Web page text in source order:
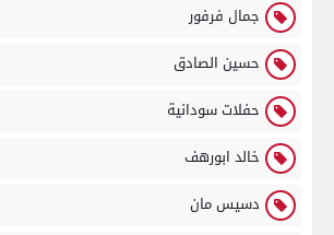
جمال فرفور
حسين الصادق
حفلات سودانية
خالد ابورهف
دسيس مان